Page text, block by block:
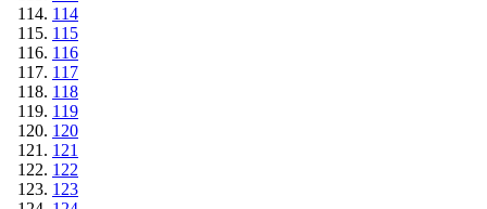
114
115
116
117
118
119
120
121
122
123